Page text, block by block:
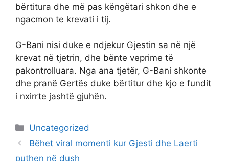
bërtitura dhe më pas këngëtari shkon dhe e
ngacmon te krevati i tij.
G-Bani nisi duke e ndjekur Gjestin sa në një
krevat në tjetrin, dhe bënte veprime të
pakontrolluara. Nga ana tjetër, G-Bani shkonte
dhe pranë Gertës duke bërtitur dhe kjo e fundit
i nxirrte jashtë gjuhën.
Categories
Uncategorized
Bëhet viral momenti kur Gjesti dhe Laerti
puthen në dush